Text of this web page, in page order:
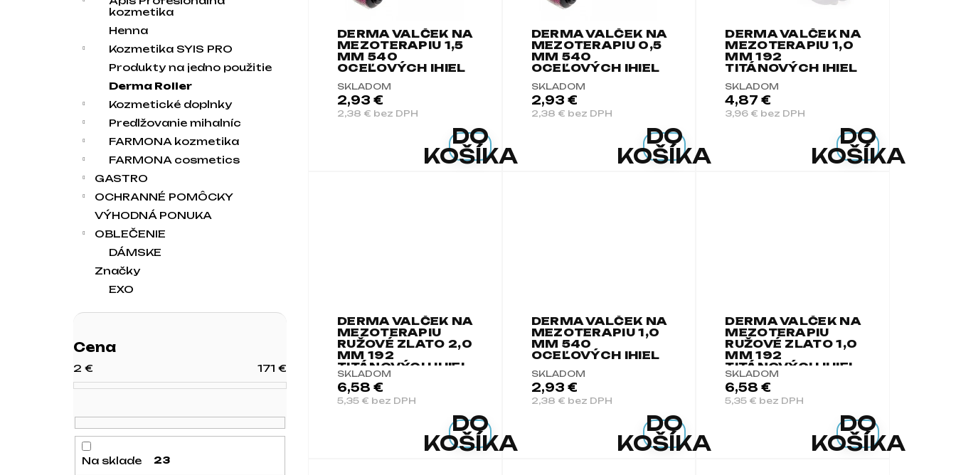
kozmetika
Henna
Kozmetika SYIS PRO
Produkty na jedno použitie
Derma Roller
Kozmetické doplnky
Predlžovanie mihalníc
FARMONA kozmetika
FARMONA cosmetics
GASTRO
OCHRANNÉ POMÔCKY
VÝHODNÁ PONUKA
OBLEČENIE
DÁMSKE
Značky
EXO
Cena
2 € 171 €
Na sklade 23
DERMA VALČEK NA
MEZOTERAPIU 1,5
MM 540
OCEĽOVÝCH IHIEL
SKLADOM
2,38 € bez DPH
2,93 €
DO
KOŠÍKA
DERMA VALČEK NA
MEZOTERAPIU 0,5
MM 540
OCEĽOVÝCH IHIEL
SKLADOM
2,38 € bez DPH
2,93 €
DO
KOŠÍKA
DERMA VALČEK NA
MEZOTERAPIU 1,0
MM 192
TITÁNOVÝCH IHIEL
SKLADOM
3,96 € bez DPH
4,87 €
DO
KOŠÍKA
DERMA VALČEK NA
MEZOTERAPIU
RUŽOVÉ ZLATO 2,0
MM 192
TITÁNOVÝCH IHIEL
SKLADOM
5,35 € bez DPH
6,58 €
DO
KOŠÍKA
DERMA VALČEK NA
MEZOTERAPIU 1,0
MM 540
OCEĽOVÝCH IHIEL
SKLADOM
2,38 € bez DPH
2,93 €
DO
KOŠÍKA
DERMA VALČEK NA
MEZOTERAPIU
RUŽOVÉ ZLATO 1,0
MM 192
TITÁNOVÝCH IHIEL
SKLADOM
5,35 € bez DPH
6,58 €
DO
KOŠÍKA